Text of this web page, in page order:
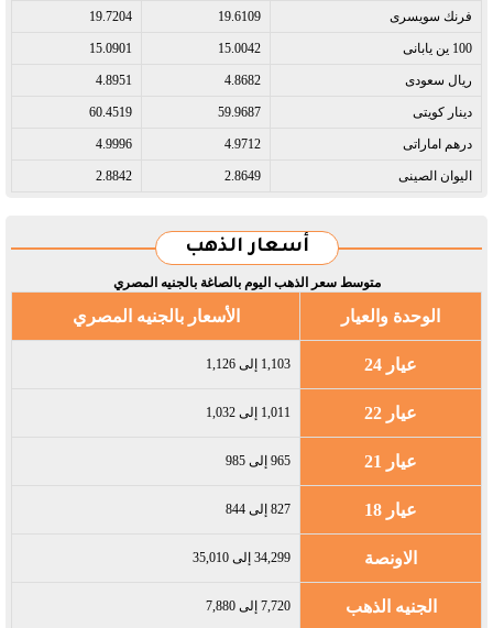
فرنك سويسرى​ 19.6109
19.7204
100 ين يابانى​ 15.0042
15.0901
ريال سعودى​ 4.8682
4.8951
دينار كويتى​ 59.9687
60.4519
درهم اماراتى​ 4.9712
4.9996
اليوان الصينى​ 2.8649
2.8842
أسعار الذهب
متوسط سعر الذهب اليوم بالصاغة بالجنيه المصري
الوحدة والعيار الأسعار بالجنيه المصري
عيار 24 1,103 إلى 1,126
عيار 22 1,011 إلى 1,032
عيار 21 965 إلى 985
عيار 18 827 إلى 844
الاونصة 34,299 إلى 35,010
الجنيه الذهب 7,720 إلى 7,880